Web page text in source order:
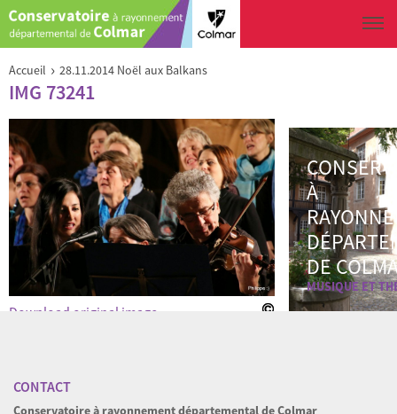
Aller au contenu principal
Vous êtes ici
Accueil › 28.11.2014 Noël aux Balkans
IMG 73241
Download original image
À
DE
MUSIQUE ET
CONTACT
Conservatoire à rayonnement départemental de Colmar